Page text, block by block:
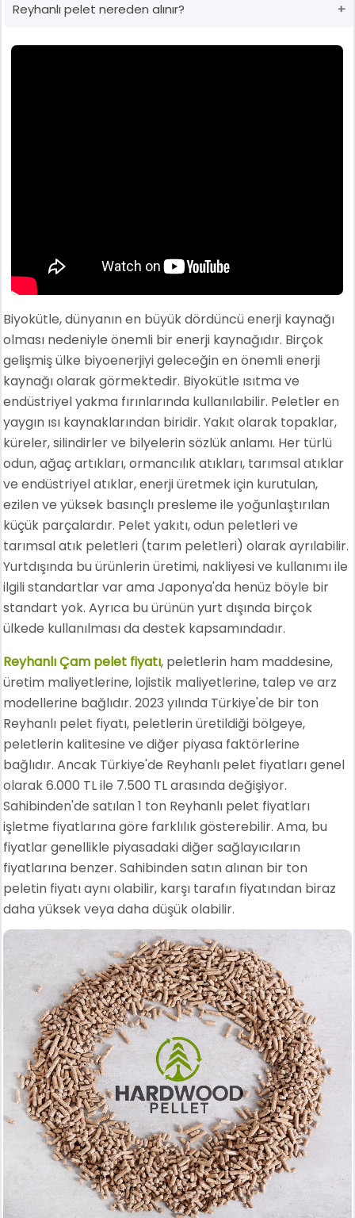
Reyhanlı pelet nereden alınır?
Biyokütle, dünyanın en büyük dördüncü enerji kaynağı
olması nedeniyle önemli bir enerji kaynağıdır. Birçok
gelişmiş ülke biyoenerjiyi geleceğin en önemli enerji
kaynağı olarak görmektedir. Biyokütle ısıtma ve
endüstriyel yakma fırınlarında kullanılabilir. Peletler en
yaygın ısı kaynaklarından biridir. Yakıt olarak topaklar,
küreler, silindirler ve bilyelerin sözlük anlamı. Her türlü
odun, ağaç artıkları, ormancılık atıkları, tarımsal atıklar
ve endüstriyel atıklar, enerji üretmek için kurutulan,
ezilen ve yüksek basınçlı presleme ile yoğunlaştırılan
küçük parçalardır. Pelet yakıtı, odun peletleri ve
tarımsal atık peletleri (tarım peletleri) olarak ayrılabilir.
Yurtdışında bu ürünlerin üretimi, nakliyesi ve kullanımı ile
ilgili standartlar var ama Japonya'da henüz böyle bir
standart yok. Ayrıca bu ürünün yurt dışında birçok
ülkede kullanılması da destek kapsamındadır.
Reyhanlı Çam pelet fiyatı, peletlerin ham maddesine,
üretim maliyetlerine, lojistik maliyetlerine, talep ve arz
modellerine bağlıdır. 2023 yılında Türkiye'de bir ton
Reyhanlı pelet fiyatı, peletlerin üretildiği bölgeye,
peletlerin kalitesine ve diğer piyasa faktörlerine
bağlıdır. Ancak Türkiye'de Reyhanlı pelet fiyatları genel
olarak 6.000 TL ile 7.500 TL arasında değişiyor.
Sahibinden'de satılan 1 ton Reyhanlı pelet fiyatları
işletme fiyatlarına göre farklılık gösterebilir. Ama, bu
fiyatlar genellikle piyasadaki diğer sağlayıcıların
fiyatlarına benzer. Sahibinden satın alınan bir ton
peletin fiyatı aynı olabilir, karşı tarafın fiyatından biraz
daha yüksek veya daha düşük olabilir.